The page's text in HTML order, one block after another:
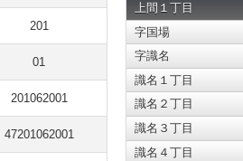
201
01
201062001
47201062001
上間１丁目
字国場
字識名
識名１丁目
識名２丁目
識名３丁目
識名４丁目